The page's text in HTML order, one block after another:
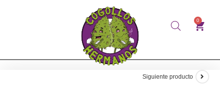
0
Siguiente producto